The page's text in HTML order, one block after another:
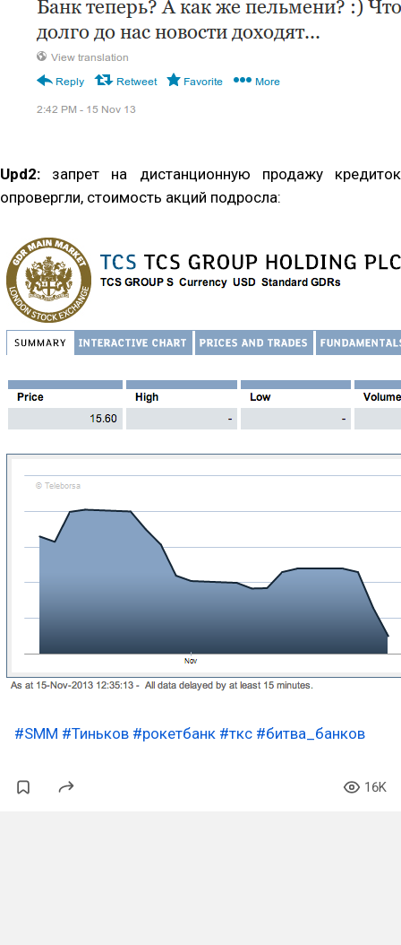
Upd2: запрет на дистанционную продажу кредиток
опровергли, стоимость акций подросла:
#SMM #Тиньков #рокетбанк #ткс #битва_банков
16K